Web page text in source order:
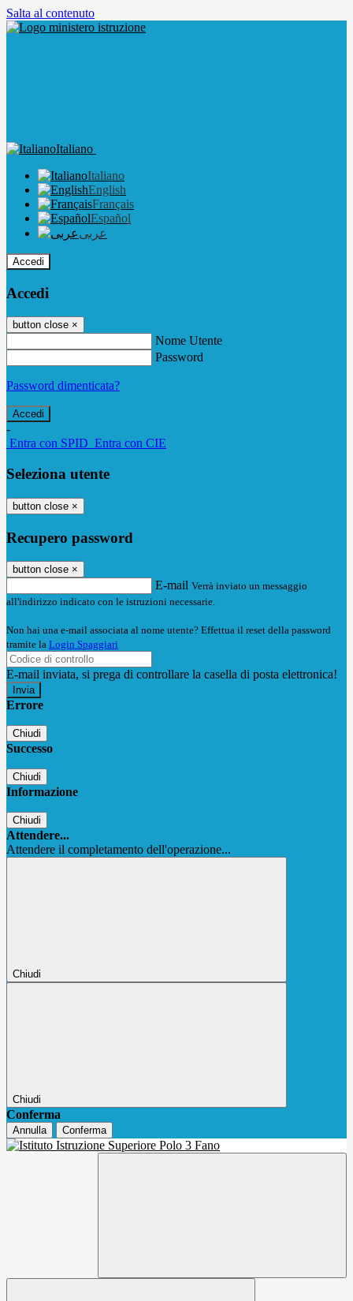
Salta al contenuto
Italiano
Italiano
English
Français
Español
عربى
Accedi
Accedi
button close ×
Nome Utente
Password
Password dimenticata?
-
Entra con SPID Entra con CIE
Seleziona utente
button close ×
Recupero password
button close ×
E-mail Verrà inviato un messaggio
all'indirizzo indicato con le istruzioni necessarie.
Non hai una e-mail associata al nome utente? Effettua il reset della password
tramite la Login Spaggiari
E-mail inviata, si prega di controllare la casella di posta elettronica!
Errore
Chiudi
Successo
Chiudi
Informazione
Chiudi
Attendere...
Attendere il completamento dell'operazione...
Chiudi
Chiudi
Conferma
Annulla Conferma